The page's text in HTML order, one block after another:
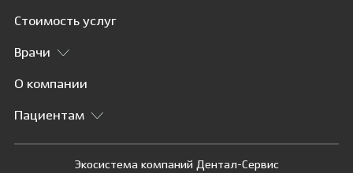
Стоимость услуг
Врачи
О компании
Пациентам
Экосистема компаний Дентал-Сервис